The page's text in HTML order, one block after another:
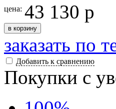
цена: 43 130 р
в корзину
заказать по
Добавить к сравнению
Покупки с